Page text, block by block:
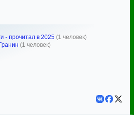
- прочитал в 2025 (1 человек)
(1 человек)